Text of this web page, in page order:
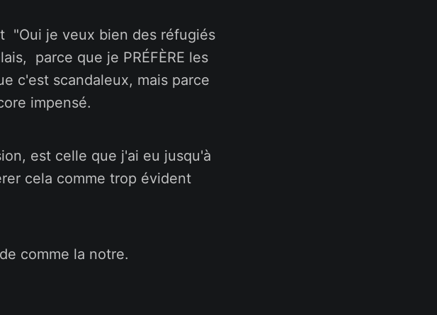
"Oui je veux bien des réfugiés
parce que je PRÉFÈRE les
c'est scandaleux, mais parce
impensé.
est celle que j'ai eu jusqu'à
cela comme trop évident
comme la notre.